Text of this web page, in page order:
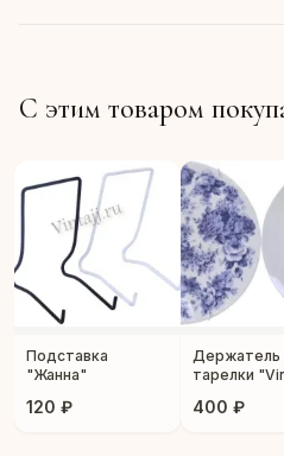
С этим товаром
Подставка
"Жанна"
120 ₽
Держатель
тарелки
400 ₽